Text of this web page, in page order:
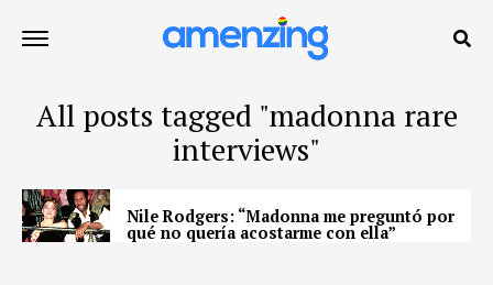
All posts tagged "madonna rare
interviews"
Nile Rodgers: “Madonna me preguntó por
qué no quería acostarme con ella”